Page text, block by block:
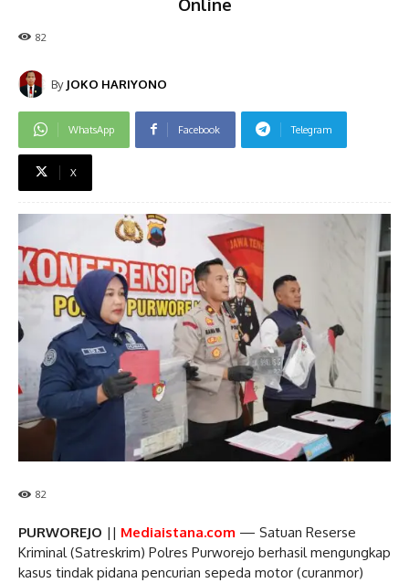
Online
82
By JOKO HARIYONO
WhatsApp Facebook Telegram
X
82
PURWOREJO || Mediaistana.com — Satuan Reserse
Kriminal (Satreskrim) Polres Purworejo berhasil mengungkap
kasus tindak pidana pencurian sepeda motor (curanmor)